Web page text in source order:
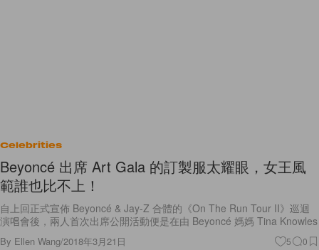
Celebrities
Beyoncé 出席 Art Gala 的訂製服太耀眼，女王風
範誰也比不上！
自上回正式宣佈 Beyoncé & Jay-Z 合體的《On The Run Tour II》巡迴
演唱會後，兩人首次出席公開活動便是在由 Beyoncé 媽媽 Tina Knowles
By Ellen Wang/2018年3月21日 5 0